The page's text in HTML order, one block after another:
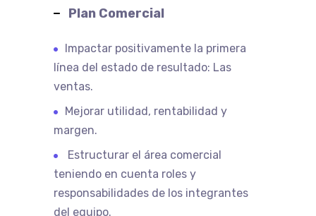
Plan Comercial
Impactar positivamente la primera
línea del estado de resultado: Las
ventas.
Mejorar utilidad, rentabilidad y
margen.
Estructurar el área comercial
teniendo en cuenta roles y
responsabilidades de los integrantes
del equipo.